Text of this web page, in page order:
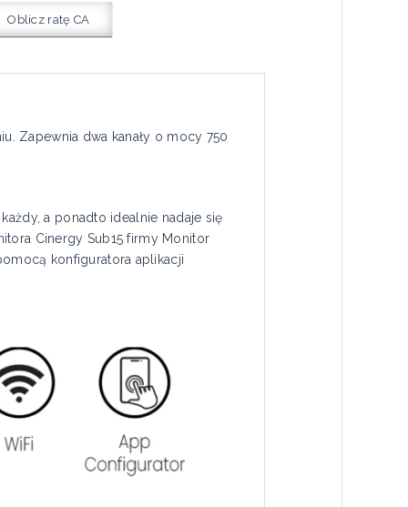
Oblicz ratę CA
Zapewnia dwa kanały o mocy 750
a ponadto idealnie nadaje się
Cinergy Sub15 firmy Monitor
konfiguratora aplikacji